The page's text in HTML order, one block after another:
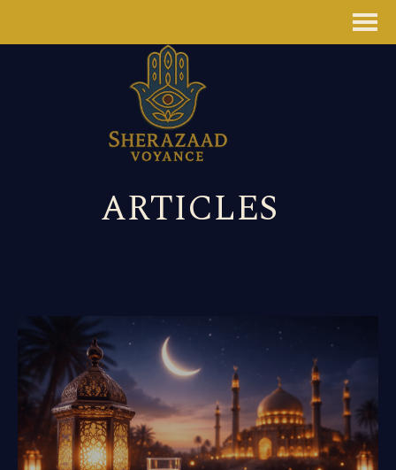
ARTICLES